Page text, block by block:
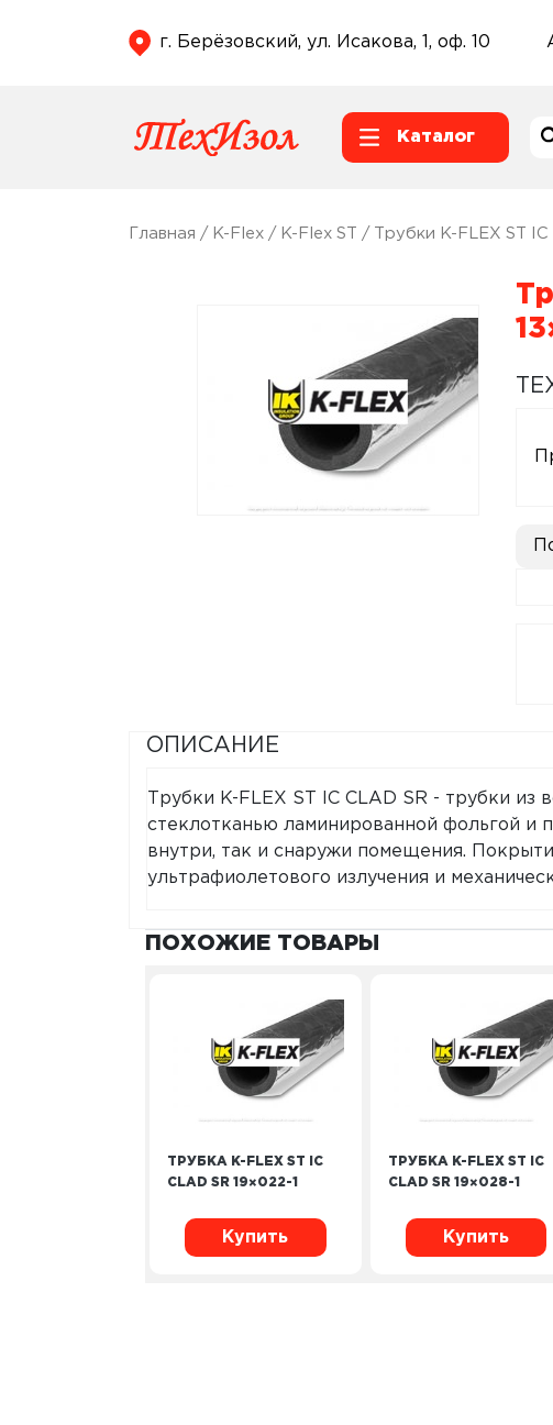
г. Берёзовский, ул. Исакова, 1, оф. 10
Каталог
Главная / K-Flex / K-Flex ST / Трубки K-FLEX ST IC
ОПИСАНИЕ
Трубки K-FLEX ST IC CLAD SR - трубки из
стеклотканью ламинированной фольгой и
внутри, так и снаружи помещения.
ультрафиолетового излучения и
ПОХОЖИЕ ТОВАРЫ
ТРУБКА K-FLEX ST IC
CLAD SR 19×022-1
Купить
ТРУБКА K-FLEX ST IC
CLAD SR 19×028-1
Купить